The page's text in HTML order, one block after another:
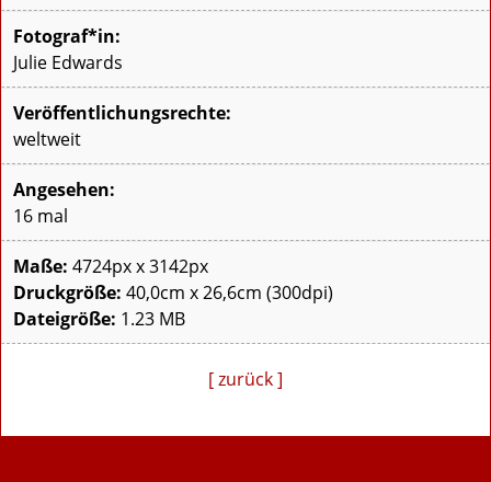
Fotograf*in:
Julie Edwards
Veröffentlichungsrechte:
weltweit
Angesehen:
16 mal
Maße: 4724px x 3142px
Druckgröße: 40,0cm x 26,6cm (300dpi)
Dateigröße: 1.23 MB
[ zurück ]